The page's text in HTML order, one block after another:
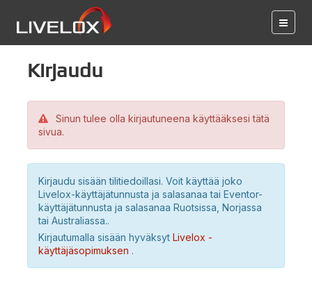
Kirjaudu
Sinun tulee olla kirjautuneena käyttääksesi tätä
sivua.
Kirjaudu sisään tilitiedoillasi. Voit käyttää joko
Livelox-käyttäjätunnusta ja salasanaa tai Eventor-
käyttäjätunnusta ja salasanaa Ruotsissa, Norjassa
tai Australiassa..
Kirjautumalla sisään hyväksyt Livelox -
käyttäjäsopimuksen .